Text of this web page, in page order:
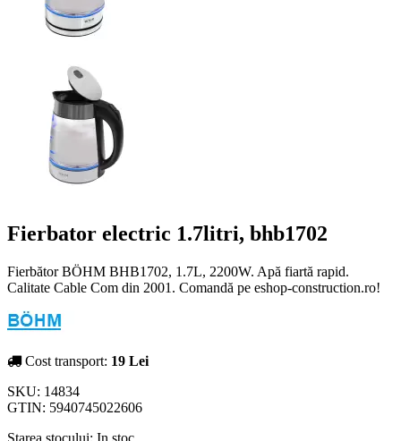
Fierbator electric 1.7litri, bhb1702
Fierbător BÖHM BHB1702, 1.7L, 2200W. Apă fiartă rapid.
Calitate Cable Com din 2001. Comandă pe eshop-construction.ro!
Cost transport: 19 Lei
SKU: 14834
GTIN: 5940745022606
Starea stocului: In stoc